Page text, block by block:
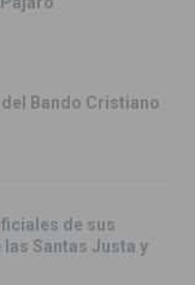
Bando Cristiano
de sus
Santas Justa y